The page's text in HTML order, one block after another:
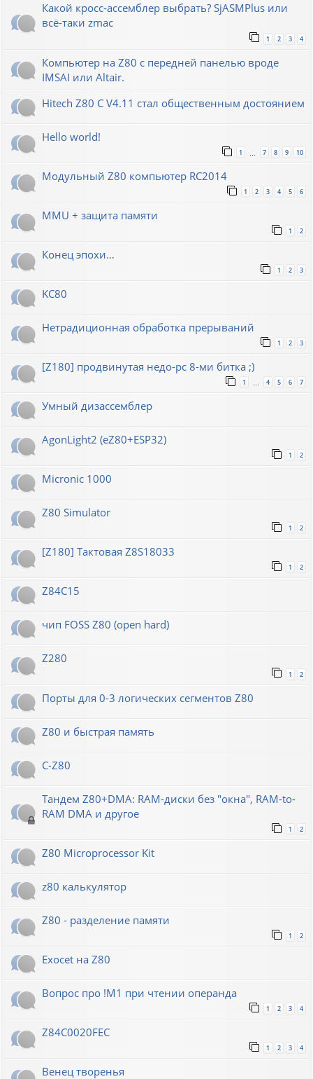
Какой кросс-ассемблер выбрать? SjASMPlus или
всё-таки zmac
1 2 3 4
Компьютер на Z80 с передней панелью вроде
IMSAI или Altair.
Hitech Z80 C V4.11 стал общественным достоянием
Hello world!
1 7 8 9 10
Модульный Z80 компьютер RC2014
1 2 3 4 5 6
MMU + защита памяти
1 2
Конец эпохи…
1 2 3
KC80
Нетрадиционная обработка прерываний
1 2 3
[Z180] продвинутая недо-pc 8-ми битка ;)
1 … 4 5 6 7
Умный дизассемблер
AgonLight2 (eZ80+ESP32)
1 2
Micronic 1000
Z80 Simulator
1 2
[Z180] Тактовая Z8S18033
1 2
Z84C15
чип FOSS Z80 (open hard)
Z280
1 2
Порты для 0-3 логических сегментов Z80
Z80 и быстрая память
C-Z80
Тандем Z80+DMA: RAM-диски без "окна", RAM-to-
RAM DMA и другое
1 2
Z80 Microprocessor Kit
z80 калькулятор
Z80 - разделение памяти
1 2
Exocet на Z80
Вопрос про !M1 при чтении операнда
1 2 3 4
Z84C0020FEC
1 2 3 4
Венец творенья